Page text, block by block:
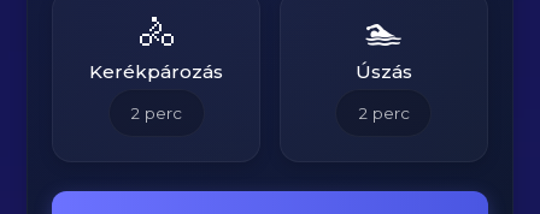
🚴
Kerékpározás
2 perc
🏊
Úszás
2 perc